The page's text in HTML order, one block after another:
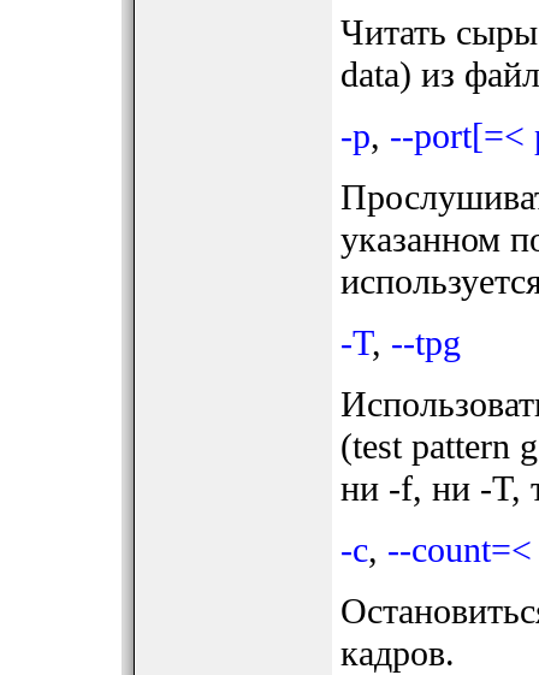
Читать
data) из
-p, --port[=<
указанном
-T, --tpg
(test pattern
ни -f, ни -T,
-c, --
кадров.